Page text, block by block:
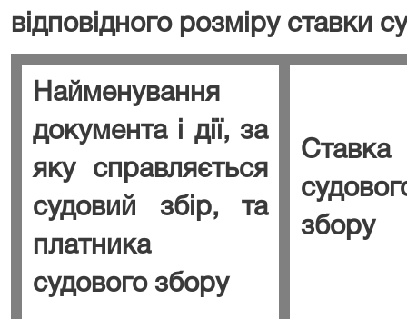
відповідного розміру ставки
Найменування
документа і дії, за
яку справляється
судовий збір, та
платника
судового збору
Ставка
збору